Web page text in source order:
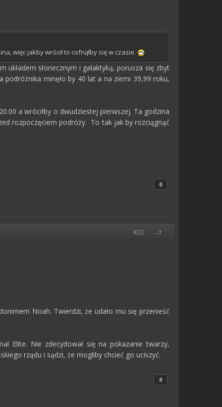
więc jakby wrócił to cofnąłby się w czasie.
układem słonecznym i galaktyką, porusza się zbyt
minęło by 40 lat a na ziemi 39,99 roku,
a wróciłby o dwudziestej pierwszej. Ta godzina
rozpoczęciem podróży. To tak jak by rozciągnąć
0
#22
Noah. Twierdzi, że udało mu się przenieść
Elite. Nie zdecydował się na pokazanie twarzy,
rządu i sądzi, że mogliby chcieć go uciszyć.
0